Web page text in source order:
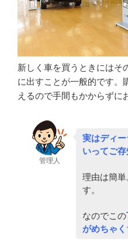
新しく車を買うときにはそ
に出すことが一般的です。
えるので手間もかからずに
管理人
実はディ
いってご
理由は簡単
す。
なのでこの
がめちゃ